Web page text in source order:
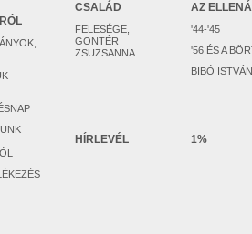
CSALÁD
FELESÉGE,
GÖNTÉR
ZSUZSANNA
AZ
'44-'45
'56 ÉS A
BIBÓ
HÍRLEVÉL 1%